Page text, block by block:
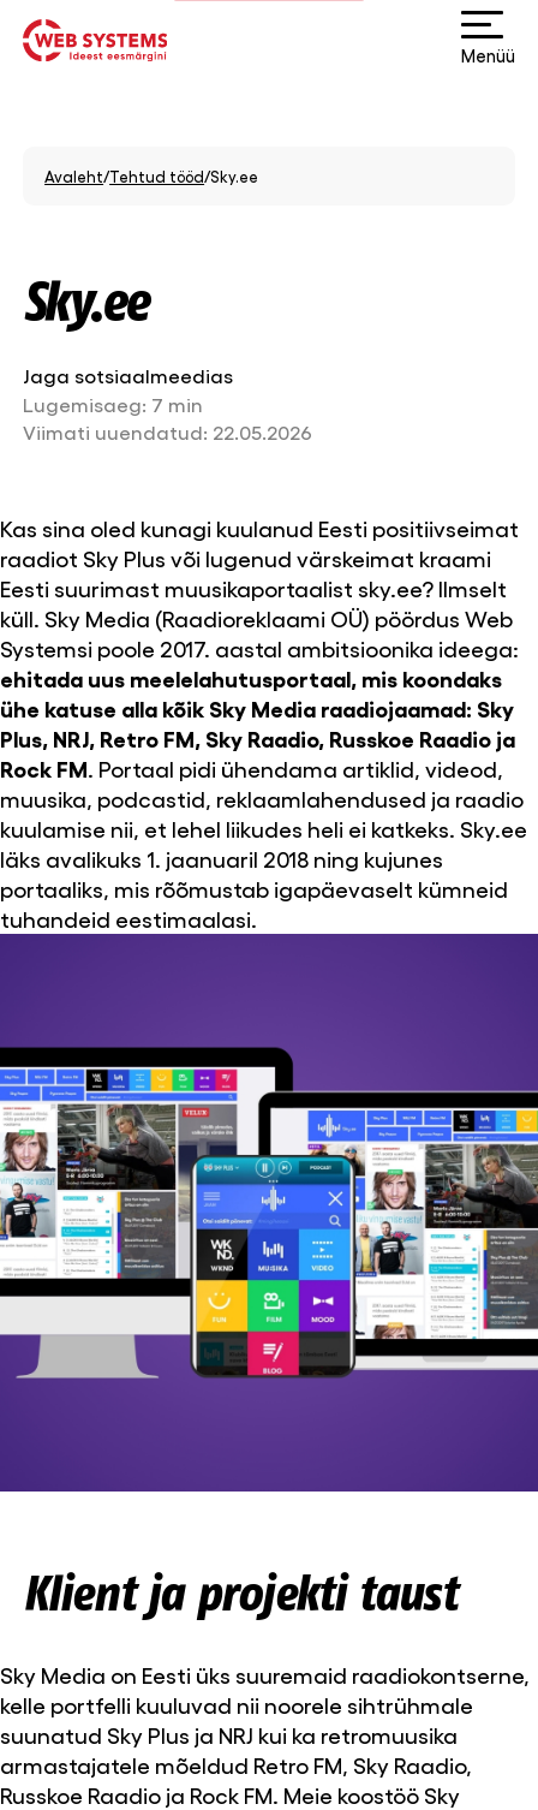
Menüü
Avaleht/Tehtud tööd/Sky.ee
Sky.ee
Lugemisaeg: 7 min
Viimati uuendatud: 22.05.2026
Jaga sotsiaalmeedias
Kas sina oled kunagi kuulanud Eesti positiivseimat
raadiot Sky Plus või lugenud värskeimat kraami
Eesti suurimast muusikaportaalist sky.ee? Ilmselt
küll. Sky Media (Raadioreklaami OÜ) pöördus Web
Systemsi poole 2017. aastal ambitsioonika ideega:
ehitada uus meelelahutusportaal, mis koondaks
ühe katuse alla kõik Sky Media raadiojaamad: Sky
Plus, NRJ, Retro FM, Sky Raadio, Russkoe Raadio ja
Rock FM. Portaal pidi ühendama artiklid, videod,
muusika, podcastid, reklaamlahendused ja raadio
kuulamise nii, et lehel liikudes heli ei katkeks. Sky.ee
läks avalikuks 1. jaanuaril 2018 ning kujunes
portaaliks, mis rõõmustab igapäevaselt kümneid
tuhandeid eestimaalasi.
Klient ja projekti taust
Sky Media on Eesti üks suuremaid raadiokontserne,
kelle portfelli kuuluvad nii noorele sihtrühmale
suunatud Sky Plus ja NRJ kui ka retromuusika
armastajatele mõeldud Retro FM, Sky Raadio,
Russkoe Raadio ja Rock FM. Meie koostöö Sky